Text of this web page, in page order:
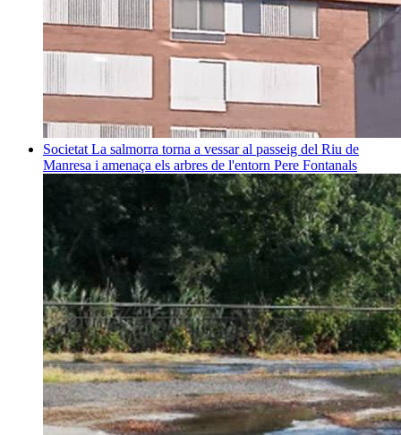
Societat La salmorra torna a vessar al passeig del Riu de
Manresa i amenaça els arbres de l'entorn Pere Fontanals